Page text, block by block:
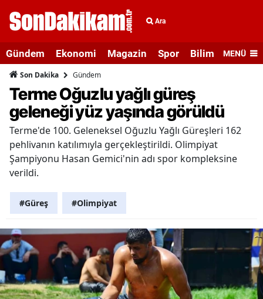
Ara
Gündem Ekonomi Magazin Spor Bilim veMENÜ
Son Dakika Gündem
Terme Oğuzlu yağlı güreş
geleneği yüz yaşında görüldü
Terme'de 100. Geleneksel Oğuzlu Yağlı Güreşleri 162
pehlivanın katılımıyla gerçekleştirildi. Olimpiyat
Şampiyonu Hasan Gemici'nin adı spor kompleksine
verildi.
#Güreş #Olimpiyat